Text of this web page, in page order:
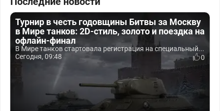
Турнир в честь годовщины Битвы за Москву
в Мире танков: 2D-стиль, золото и поездка на
офлайн-финал
В Мире танков стартовала регистрация на специальный...
Сегодня, 09:48
0